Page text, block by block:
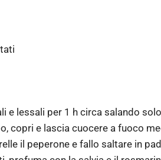
e lessali per 1 h circa salando
copri e lascia cuocere a fuoco
il peperone e fallo saltare in